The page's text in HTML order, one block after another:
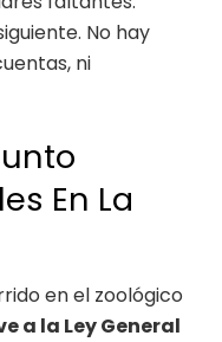
No hay
ni
En La
en el zoológico
a la Ley General